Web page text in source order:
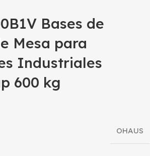
Bases de
Mesa para
Industriales
600 kg
OHAUS